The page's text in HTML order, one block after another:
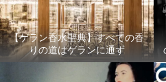
【ゲラン香水聖典】すべての香
りの道はゲランに通ず